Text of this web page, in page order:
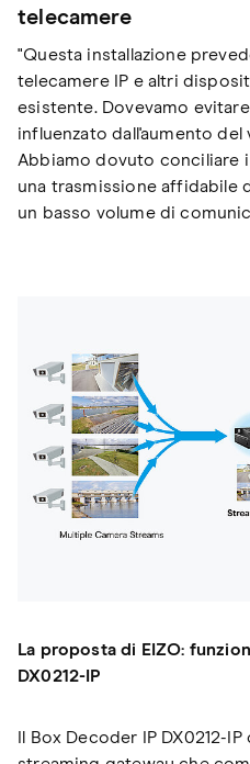
telecamere
"Questa installazione
telecamere IP e altri
esistente. Dovevamo
influenzato dall'aumento
Abbiamo dovuto conciliare
una trasmissione affidabile
un basso volume di
La proposta di EIZO:
DX0212-IP
Il Box Decoder IP DX0212-